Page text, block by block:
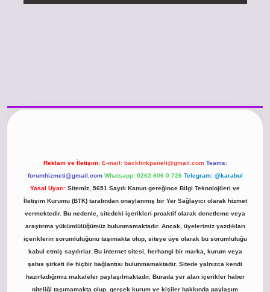
Reklam ve İletişim: E-mail: backlinkpaneli@gmail.com Teams:
forumhizmeti@gmail.com Whatsapp: 0262 606 0 726 Telegram: @karabul
Yasal Uyarı: Sitemiz, 5651 Sayılı Kanun gereğince Bilgi Teknolojileri ve
İletişim Kurumu (BTK) tarafından onaylanmış bir Yer Sağlayıcı olarak hizmet
vermektedir. Bu nedenle, sitedeki içerikleri proaktif olarak denetleme veya
araştırma yükümlülüğümüz bulunmamaktadır. Ancak, üyelerimiz yazdıkları
içeriklerin sorumluluğunu taşımakta olup, siteye üye olarak bu sorumluluğu
kabul etmiş sayılırlar. Bu internet sitesi, herhangi bir marka, kurum veya
şahıs şirketi ile hiçbir bağlantısı bulunmamaktadır. Sitede yalnızca kendi
hazırladığımız makaleler paylaşılmaktadır. Burada yer alan içerikler haber
niteliği taşımamakta olup, gerçek kurum ve kişiler hakkında paylaşım